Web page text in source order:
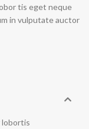
tis eget neque
in vulputate auctor
lobortis